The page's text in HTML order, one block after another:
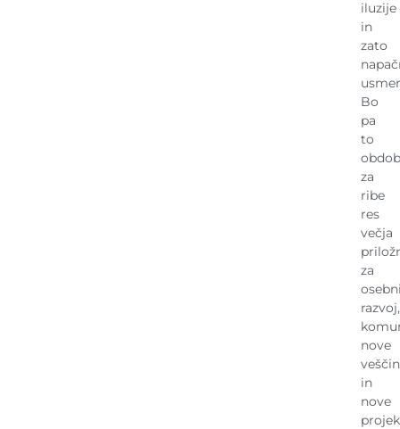
iluzije
in
zato
Bo
pa
to
za
ribe
res
večja
za
razvoj,
nove
in
nove